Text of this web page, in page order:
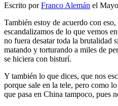
Escrito porFranco Alemán el
También estoy de acuerdo con
escandalizamos de lo que vemos
no fuera desatar toda la brutalidad
matando y torturando a miles de
se hiciera con bisturí.
Y también lo que dices, que nos
porque sale en la tele, pero como
que pasa en China tampoco, pues